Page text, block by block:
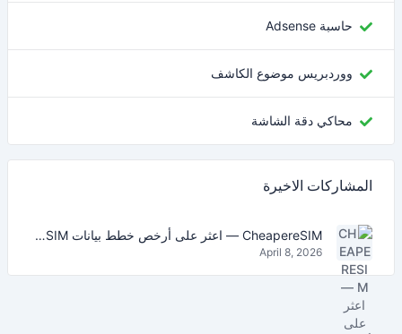
حاسبة Adsense
ووردبريس موضوع الكاشف
محاكي دقة الشاشة
المشاركات الاخيرة
CheapereSIM — اعثر على أرخص خطط بيانات eSIM للسفر في 2026
April 8, 2026